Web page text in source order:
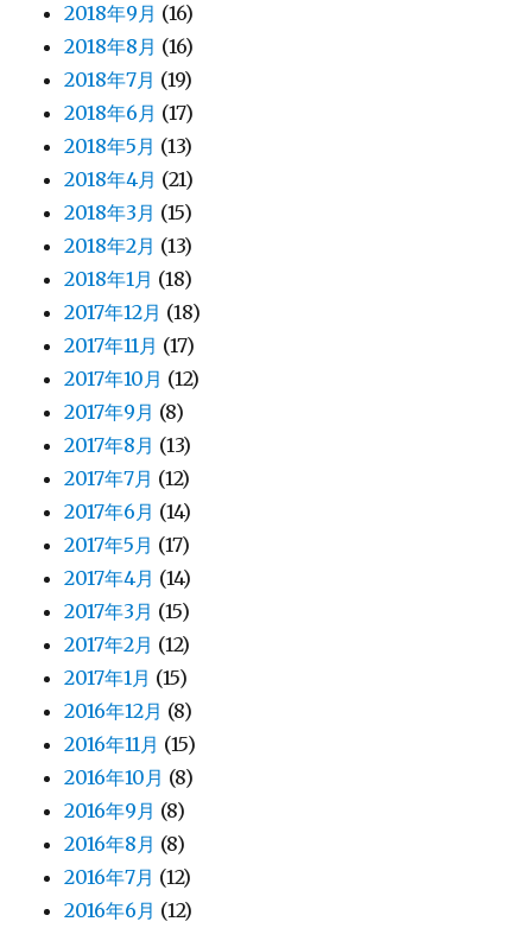
2018年9月 (16)
2018年8月 (16)
2018年7月 (19)
2018年6月 (17)
2018年5月 (13)
2018年4月 (21)
2018年3月 (15)
2018年2月 (13)
2018年1月 (18)
2017年12月 (18)
2017年11月 (17)
2017年10月 (12)
2017年9月 (8)
2017年8月 (13)
2017年7月 (12)
2017年6月 (14)
2017年5月 (17)
2017年4月 (14)
2017年3月 (15)
2017年2月 (12)
2017年1月 (15)
2016年12月 (8)
2016年11月 (15)
2016年10月 (8)
2016年9月 (8)
2016年8月 (8)
2016年7月 (12)
2016年6月 (12)